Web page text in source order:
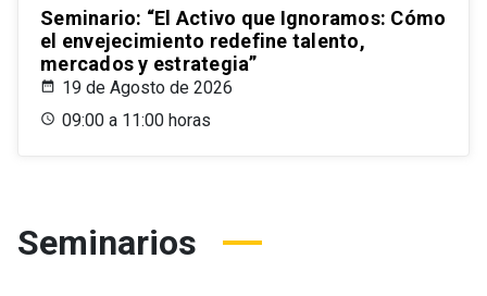
Seminario: “El Activo que Ignoramos: Cómo
el envejecimiento redefine talento,
mercados y estrategia”
19 de Agosto de 2026
09:00 a 11:00 horas
Seminarios